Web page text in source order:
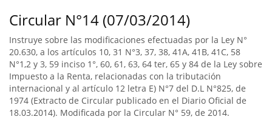
Circular N°14 (07/03/2014)
Instruye sobre las modificaciones efectuadas por la Ley N°
20.630, a los artículos 10, 31 N°3, 37, 38, 41A, 41B, 41C, 58
N°1,2 y 3, 59 inciso 1°, 60, 61, 63, 64 ter, 65 y 84 de la Ley sobre
Impuesto a la Renta, relacionadas con la tributación
internacional y al artículo 12 letra E) N°7 del D.L N°825, de
1974 (Extracto de Circular publicado en el Diario Oficial de
18.03.2014). Modificada por la Circular N° 59, de 2014.